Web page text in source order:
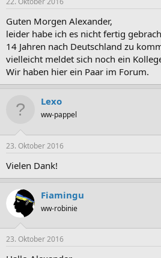
Guten Morgen Alexander,
leider habe ich es nicht fertig
14 Jahren nach Deutschland zu
vielleicht meldet sich noch ein
Wir haben hier ein Paar im Forum.
Lexo
ww-pappel
23. Oktober 2016
Vielen Dank!
Fiamingu
ww-robinie
23. Oktober 2016